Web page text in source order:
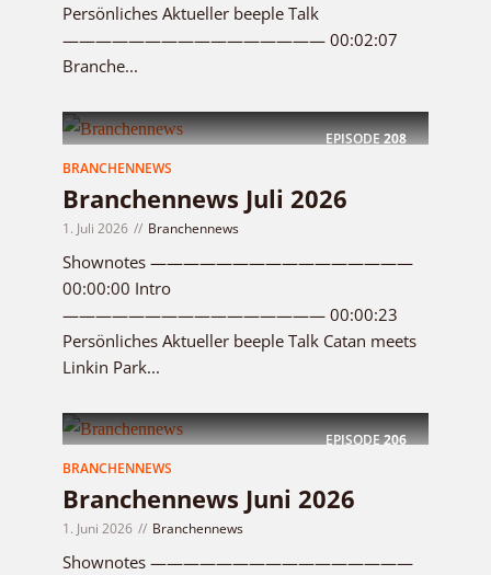
Persönliches Aktueller beeple Talk
———————————————— 00:02:07
Branche...
EPISODE208
BRANCHENNEWS
Branchennews Juli 2026
1. Juli 2026 Branchennews
Shownotes ————————————————
00:00:00 Intro
———————————————— 00:00:23
Persönliches Aktueller beeple Talk Catan meets
Linkin Park...
EPISODE206
BRANCHENNEWS
Branchennews Juni 2026
1. Juni 2026 Branchennews
Shownotes ————————————————